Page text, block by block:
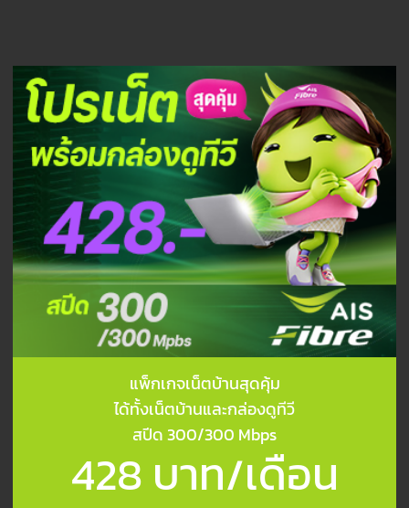
แพ็กเกจเน็ตบ้านสุดคุ้ม
ได้ทั้งเน็ตบ้านและกล่องดูทีวี
สปีด 300/300 Mbps
428 บาท/เดือน